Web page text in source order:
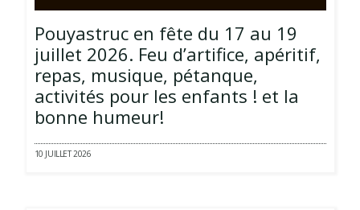
Pouyastruc en fête du 17 au 19
juillet 2026. Feu d’artifice, apéritif,
repas, musique, pétanque,
activités pour les enfants ! et la
bonne humeur!
10 JUILLET 2026